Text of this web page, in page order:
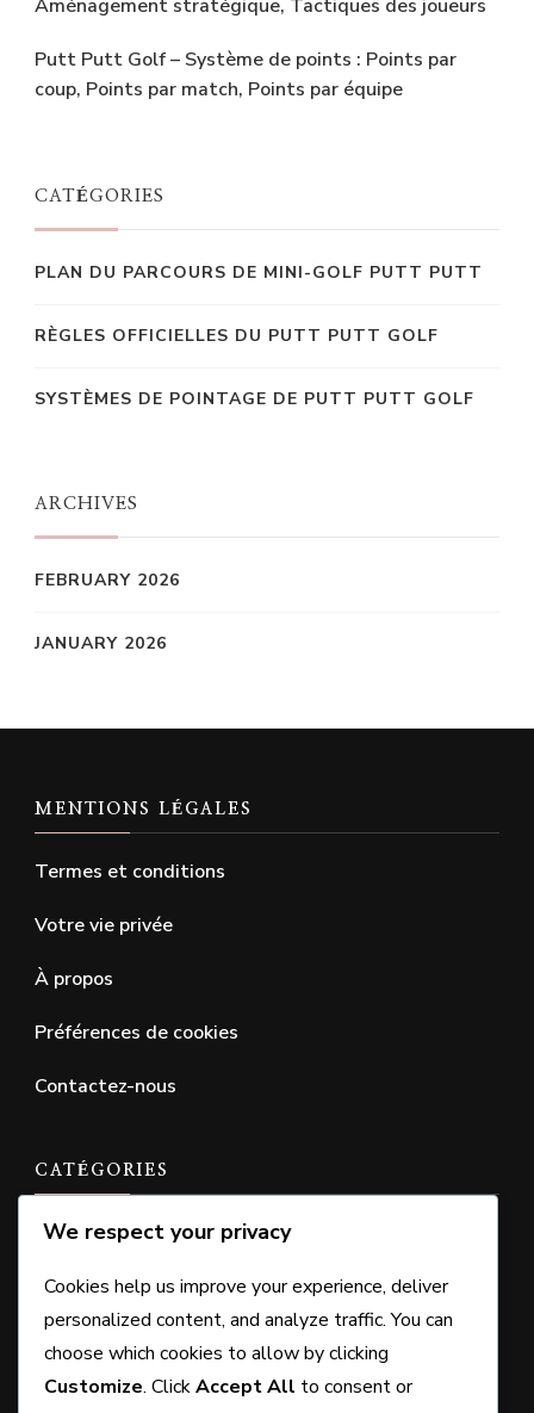
Aménagement stratégique, Tactiques des joueurs
Putt Putt Golf – Système de points : Points par
coup, Points par match, Points par équipe
CATÉGORIES
PLAN DU PARCOURS DE MINI-GOLF PUTT PUTT
RÈGLES OFFICIELLES DU PUTT PUTT GOLF
SYSTÈMES DE POINTAGE DE PUTT PUTT GOLF
ARCHIVES
FEBRUARY 2026
JANUARY 2026
MENTIONS LÉGALES
Termes et conditions
Votre vie privée
À propos
Préférences de cookies
Contactez-nous
CATÉGORIES
Plan du parcours de mini-golf Putt Putt
Règles officielles du Putt Putt Golf
Systèmes de pointage de Putt Putt Golf
We respect your privacy
Cookies help us improve your experience, deliver
personalized content, and analyze traffic. You can
choose which cookies to allow by clicking
Customize. ClickAccept All to consent or